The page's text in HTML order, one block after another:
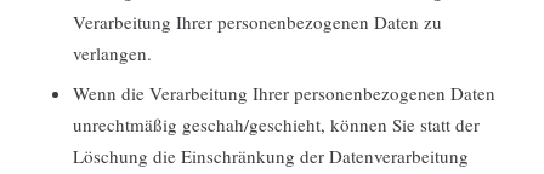
Verarbeitung Ihrer personenbezogenen Daten zu
verlangen.
Wenn die Verarbeitung Ihrer personenbezogenen Daten
unrechtmäßig geschah/geschieht, können Sie statt der
Löschung die Einschränkung der Datenverarbeitung